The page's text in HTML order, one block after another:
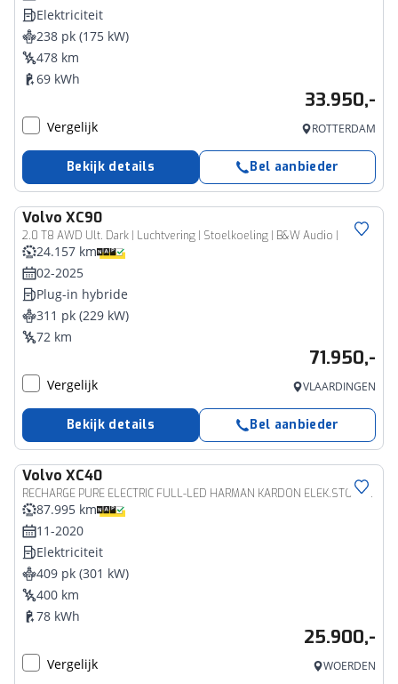
Elektriciteit
238 pk (175 kW)
478 km
69 kWh
33.950,-
Vergelijk ROTTERDAM
Bekijk details Bel aanbieder
Volvo XC90
2.0 T8 AWD Ult. Dark | Luchtvering | Stoelkoeling | B&W Audio |
24.157 km
02-2025
Plug-in hybride
311 pk (229 kW)
72 km
71.950,-
Vergelijk VLAARDINGEN
Bekijk details Bel aanbieder
Volvo XC40
RECHARGE PURE ELECTRIC FULL-LED HARMAN KARDON ELEK.STOELEN ACC BLIS
87.995 km
11-2020
Elektriciteit
409 pk (301 kW)
400 km
78 kWh
25.900,-
Vergelijk WOERDEN